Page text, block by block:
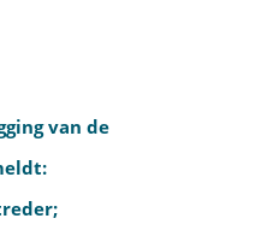
van de